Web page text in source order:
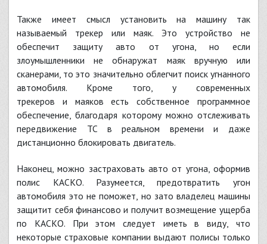
Также имеет смысл установить на машину так
называемый трекер или маяк. Это устройство не
обеспечит защиту авто от угона, но если
злоумышленники не обнаружат маяк вручную или
сканерами, то это значительно облегчит поиск угнанного
автомобиля. Кроме того, у современных
трекеров и маяков есть собственное программное
обеспечение, благодаря которому можно отслеживать
передвижение ТС в реальном времени и даже
дистанционно блокировать двигатель.
Наконец, можно застраховать авто от угона, оформив
полис КАСКО. Разумеется, предотвратить угон
автомобиля это не поможет, но зато владелец машины
защитит себя финансово и получит возмещение ущерба
по КАСКО. При этом следует иметь в виду, что
некоторые страховые компании выдают полисы только